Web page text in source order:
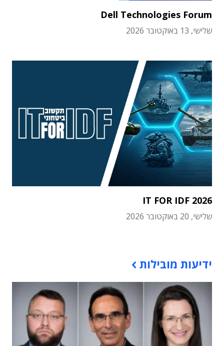
Dell Technologies Forum
שלישי, 13 באוקטובר 2026
IT FOR IDF 2026
שלישי, 20 באוקטובר 2026
ידיעות מובילות